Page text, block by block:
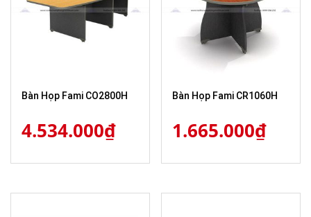
Bàn Họp Fami CO2800H
4.534.000₫
Bàn Họp Fami CR1060H
1.665.000₫